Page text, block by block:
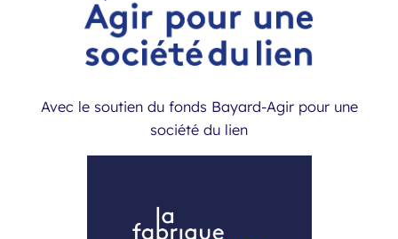
Avec le soutien du fonds Bayard-Agir pour une
société du lien